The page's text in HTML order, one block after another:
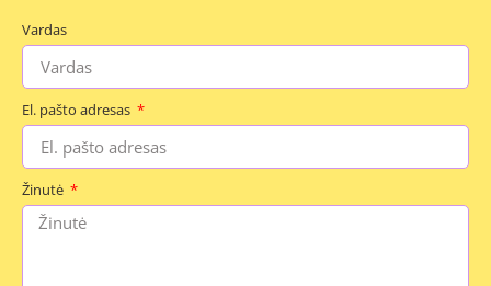
Vardas
El. pašto adresas
Žinutė